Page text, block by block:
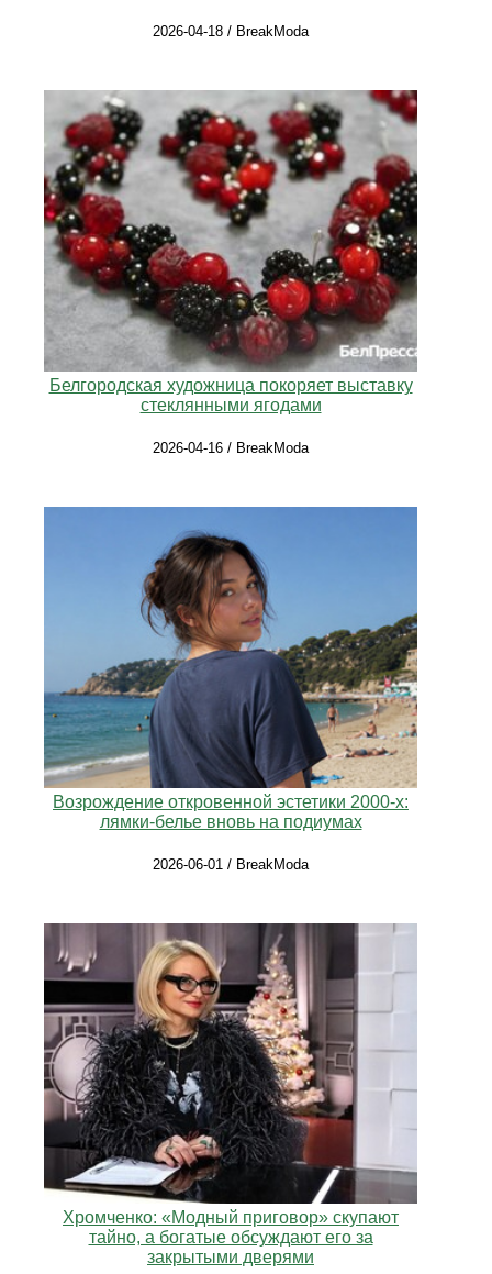
2026-04-18 / BreakModa
Белгородская художница покоряет выставку
стеклянными ягодами
2026-04-16 / BreakModa
Возрождение откровенной эстетики 2000‑х:
лямки-белье вновь на подиумах
2026-06-01 / BreakModa
Хромченко: «Модный приговор» скупают
тайно, а богатые обсуждают его за
закрытыми дверями